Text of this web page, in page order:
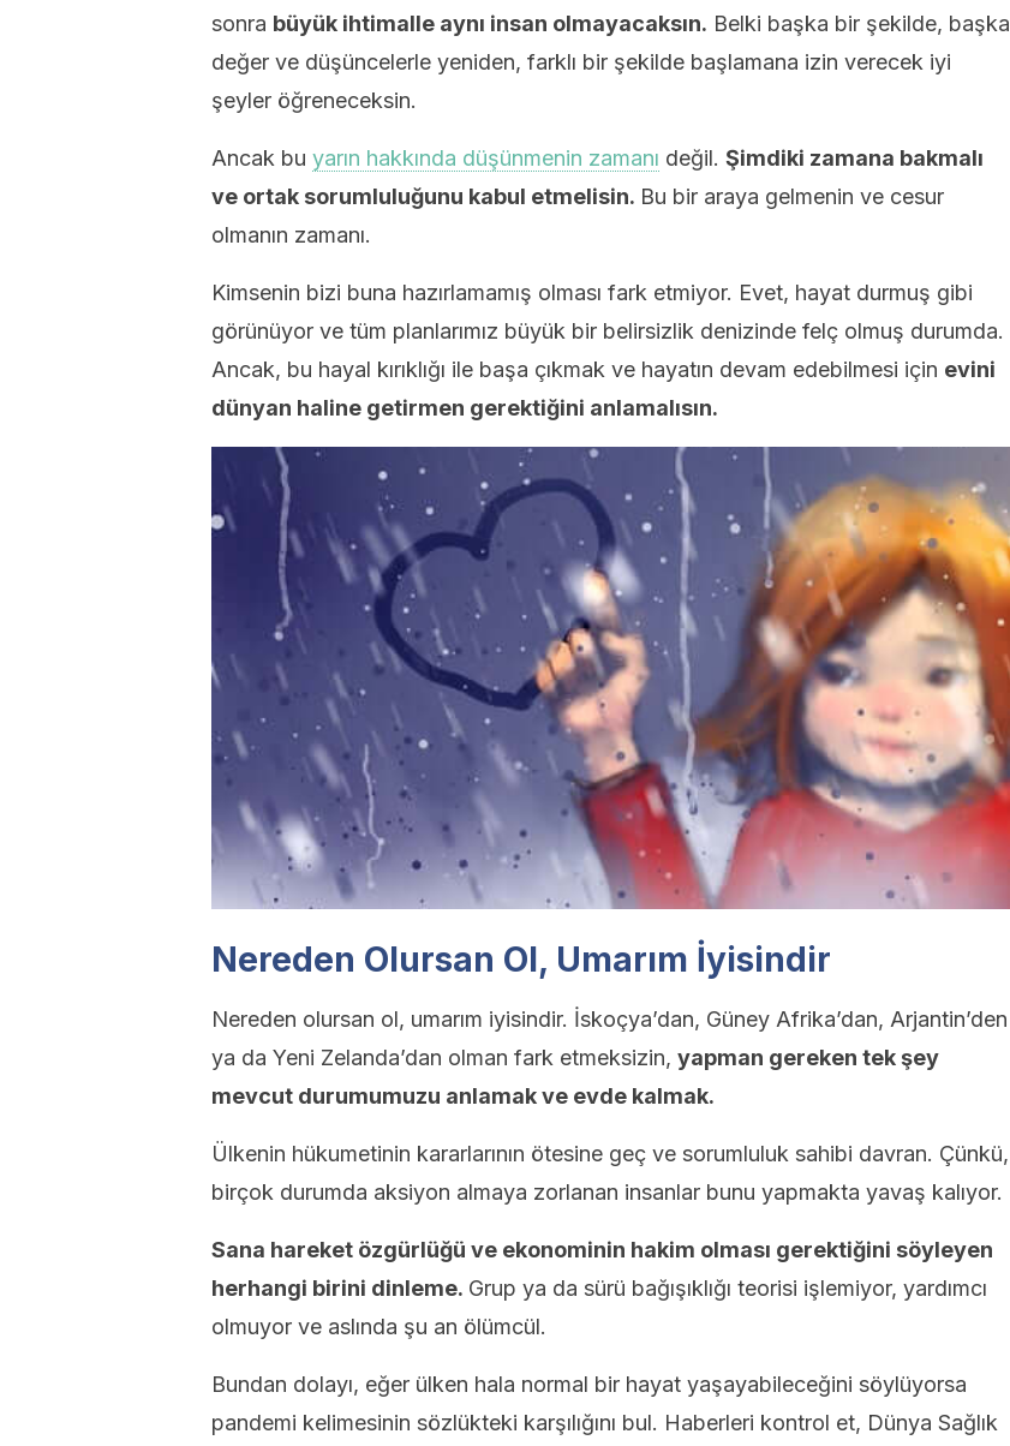
sonra büyük ihtimalle aynı insan olmayacaksın. Belki başka bir şekilde, başka
değer ve düşüncelerle yeniden, farklı bir şekilde başlamana izin verecek iyi
şeyler öğreneceksin.
Ancak bu yarın hakkında düşünmenin zamanı değil. Şimdiki zamana bakmalı
ve ortak sorumluluğunu kabul etmelisin. Bu bir araya gelmenin ve cesur
olmanın zamanı.
Kimsenin bizi buna hazırlamamış olması fark etmiyor. Evet, hayat durmuş gibi
görünüyor ve tüm planlarımız büyük bir belirsizlik denizinde felç olmuş durumda.
Ancak, bu hayal kırıklığı ile başa çıkmak ve hayatın devam edebilmesi için evini
dünyan haline getirmen gerektiğini anlamalısın.
Nereden Olursan Ol, Umarım İyisindir
Nereden olursan ol, umarım iyisindir. İskoçya’dan, Güney Afrika’dan, Arjantin’den
ya da Yeni Zelanda’dan olman fark etmeksizin, yapman gereken tek şey
mevcut durumumuzu anlamak ve evde kalmak.
Ülkenin hükumetinin kararlarının ötesine geç ve sorumluluk sahibi davran. Çünkü,
birçok durumda aksiyon almaya zorlanan insanlar bunu yapmakta yavaş kalıyor.
Sana hareket özgürlüğü ve ekonominin hakim olması gerektiğini söyleyen
herhangi birini dinleme. Grup ya da sürü bağışıklığı teorisi işlemiyor, yardımcı
olmuyor ve aslında şu an ölümcül.
Bundan dolayı, eğer ülken hala normal bir hayat yaşayabileceğini söylüyorsa
pandemi kelimesinin sözlükteki karşılığını bul. Haberleri kontrol et, Dünya Sağlık